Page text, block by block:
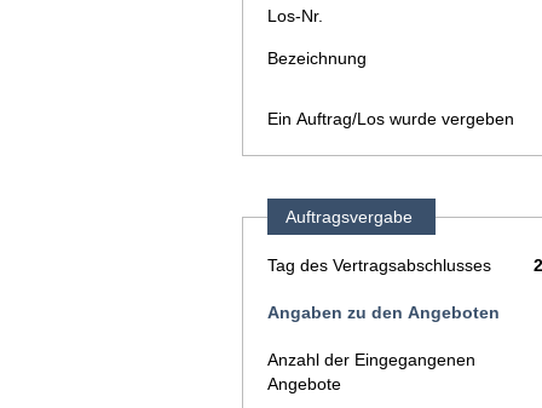
Los-Nr.
Bezeichnung
Ein Auftrag/Los wurde vergeben
Auftragsvergabe
Tag des Vertragsabschlusses
Angaben zu den Angeboten
Anzahl der Eingegangenen
Angebote